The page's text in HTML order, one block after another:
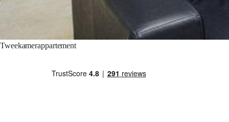
Tweekamerappartement